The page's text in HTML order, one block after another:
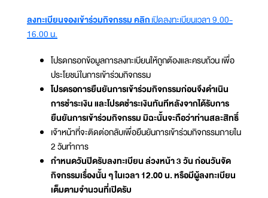
ลงทะเบียนจองเข้าร่วมกิจกรรม คลิกเปิดลงทะเบียนเวลา 9.00-
16.00 น.
โปรดกรอกข้อมูลการลงทะเบียนให้ถูกต้องและครบถ้วน เพื่อ
ประโยชน์ในการเข้าร่วมกิจกรรม
โปรดรอการยืนยันการเข้าร่วมกิจกรรมก่อนจึงดำเนิน
การชำระเงิน และโปรดชำระเงินทันทีหลังจากได้รับการ
ยืนยันการเข้าร่วมกิจกรรม มิฉะนั้นจะถือว่าท่านสละสิทธิ์
เจ้าหน้าที่จะติดต่อกลับเพื่อยืนยันการเข้าร่วมกิจกรรมภายใน
2 วันทำการ
กำหนดวันปิดรับลงทะเบียน ล่วงหน้า 3 วัน ก่อนวันจัด
กิจกรรมเรื่องนั้น ๆ ในเวลา 12.00 น. หรือมีผู้ลงทะเบียน
เต็มตามจำนวนที่เปิดรับ